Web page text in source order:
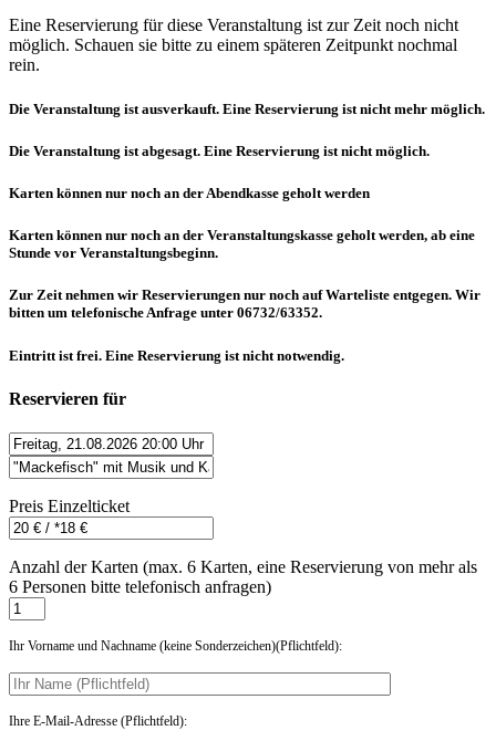
Eine Reservierung für diese Veranstaltung ist zur Zeit noch nicht
möglich. Schauen sie bitte zu einem späteren Zeitpunkt nochmal
rein.
Die Veranstaltung ist ausverkauft. Eine Reservierung ist nicht mehr möglich.
Die Veranstaltung ist abgesagt. Eine Reservierung ist nicht möglich.
Karten können nur noch an der Abendkasse geholt werden
Karten können nur noch an der Veranstaltungskasse geholt werden, ab eine
Stunde vor Veranstaltungsbeginn.
Zur Zeit nehmen wir Reservierungen nur noch auf Warteliste entgegen. Wir
bitten um telefonische Anfrage unter 06732/63352.
Eintritt ist frei. Eine Reservierung ist nicht notwendig.
Reservieren für
Preis Einzelticket
Anzahl der Karten (max. 6 Karten, eine Reservierung von mehr als
6 Personen bitte telefonisch anfragen)
Ihr Vorname und Nachname (keine Sonderzeichen)(Pflichtfeld):
Ihre E-Mail-Adresse (Pflichtfeld):